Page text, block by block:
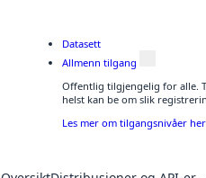
Datasett
Allmenn tilgang
Offentlig tilgjengelig for alle.
helst kan be om slik
Les mer om tilgangsnivåer her